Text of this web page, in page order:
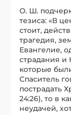
О. Ш.
тезиса: «В
стоит,
трагедия,
Евангелие,
страдания и
которые
Спаситель
пострадать
24:26), то в
неудачей,